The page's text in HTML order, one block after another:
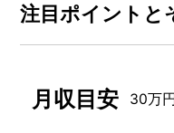
注⽬ポイントと
月収目安 30万